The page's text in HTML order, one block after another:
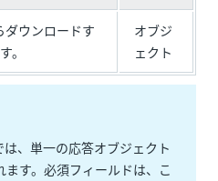
ウンロードす
。
オブジ
ェクト
、単一の応答オブジェクト
ます。必須フィールドは、こ